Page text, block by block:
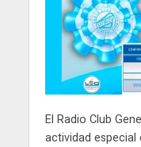
El Radio Club
actividad especial